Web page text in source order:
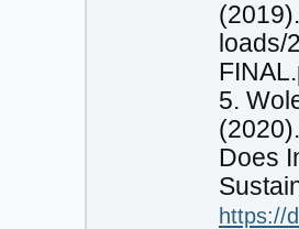
loads/
5.
Does
https://